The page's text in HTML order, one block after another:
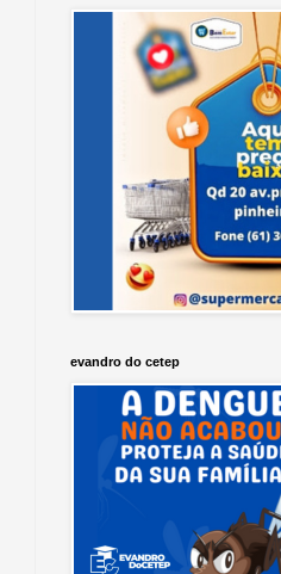
evandro do cetep